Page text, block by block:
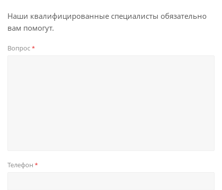
Наши квалифицированные специалисты обязательно
вам помогут.
Вопрос*
Телефон *